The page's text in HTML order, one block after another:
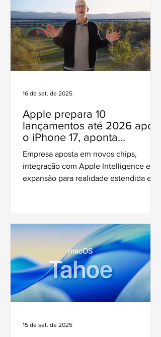
Apple prepara 10
lançamentos até 2026 após
o iPhone 17, aponta
jornalista
Empresa aposta em novos chips,
integração com Apple Intelligence e
expansão para realidade estendida e
16 de set. de 2025
15 de set. de 2025